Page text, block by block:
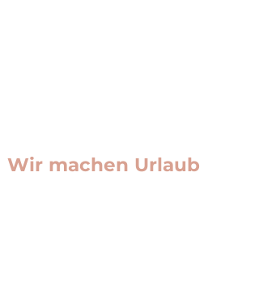
Wir machen Urlaub